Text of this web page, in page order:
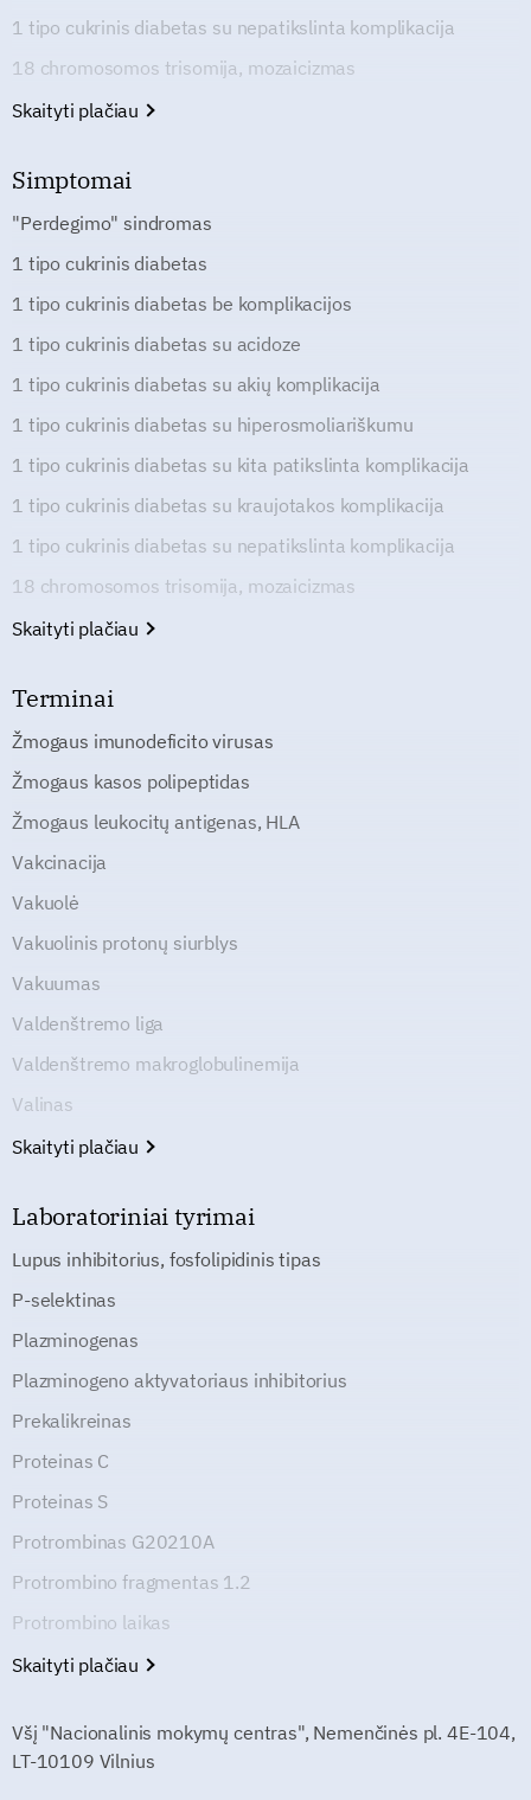
1 tipo cukrinis diabetas su nepatikslinta komplikacija
18 chromosomos trisomija, mozaicizmas
Skaityti plačiau
Simptomai
"Perdegimo" sindromas
1 tipo cukrinis diabetas
1 tipo cukrinis diabetas be komplikacijos
1 tipo cukrinis diabetas su acidoze
1 tipo cukrinis diabetas su akių komplikacija
1 tipo cukrinis diabetas su hiperosmoliariškumu
1 tipo cukrinis diabetas su kita patikslinta komplikacija
1 tipo cukrinis diabetas su kraujotakos komplikacija
1 tipo cukrinis diabetas su nepatikslinta komplikacija
18 chromosomos trisomija, mozaicizmas
Skaityti plačiau
Terminai
Žmogaus imunodeficito virusas
Žmogaus kasos polipeptidas
Žmogaus leukocitų antigenas, HLA
Vakcinacija
Vakuolė
Vakuolinis protonų siurblys
Vakuumas
Valdenštremo liga
Valdenštremo makroglobulinemija
Valinas
Skaityti plačiau
Laboratoriniai tyrimai
Lupus inhibitorius, fosfolipidinis tipas
P-selektinas
Plazminogenas
Plazminogeno aktyvatoriaus inhibitorius
Prekalikreinas
Proteinas C
Proteinas S
Protrombinas G20210A
Protrombino fragmentas 1.2
Protrombino laikas
Skaityti plačiau
Všį "Nacionalinis mokymų centras", Nemenčinės pl. 4E-104,
LT-10109 Vilnius